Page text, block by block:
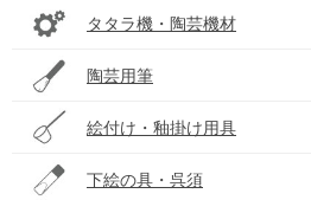
タタラ機・陶芸機材
陶芸用筆
絵付け・釉掛け用具
下絵の具・呉須